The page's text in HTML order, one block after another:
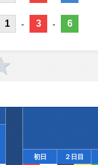
1 - 3 - 6
初日 ２日目